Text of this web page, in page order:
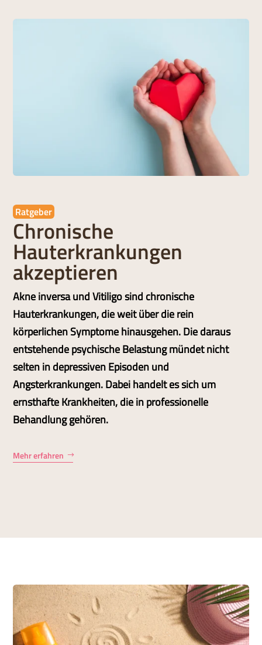
Ratgeber
Chronische
Hauterkrankungen
akzeptieren
Akne inversa und Vitiligo sind chronische
Hauterkrankungen, die weit über die rein
körperlichen Symptome hinausgehen. Die daraus
entstehende psychische Belastung mündet nicht
selten in depressiven Episoden und
Angsterkrankungen. Dabei handelt es sich um
ernsthafte Krankheiten, die in professionelle
Behandlung gehören.
Mehr erfahren